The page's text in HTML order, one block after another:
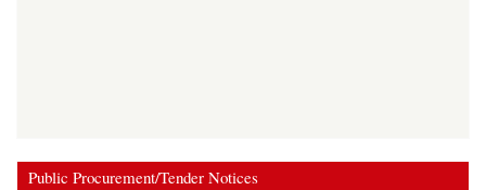
Public Procurement/Tender Notices